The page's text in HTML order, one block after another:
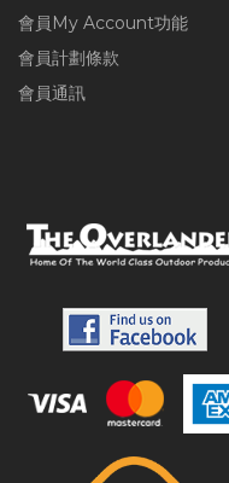
會員My Account功能
會員計劃條款
會員通訊